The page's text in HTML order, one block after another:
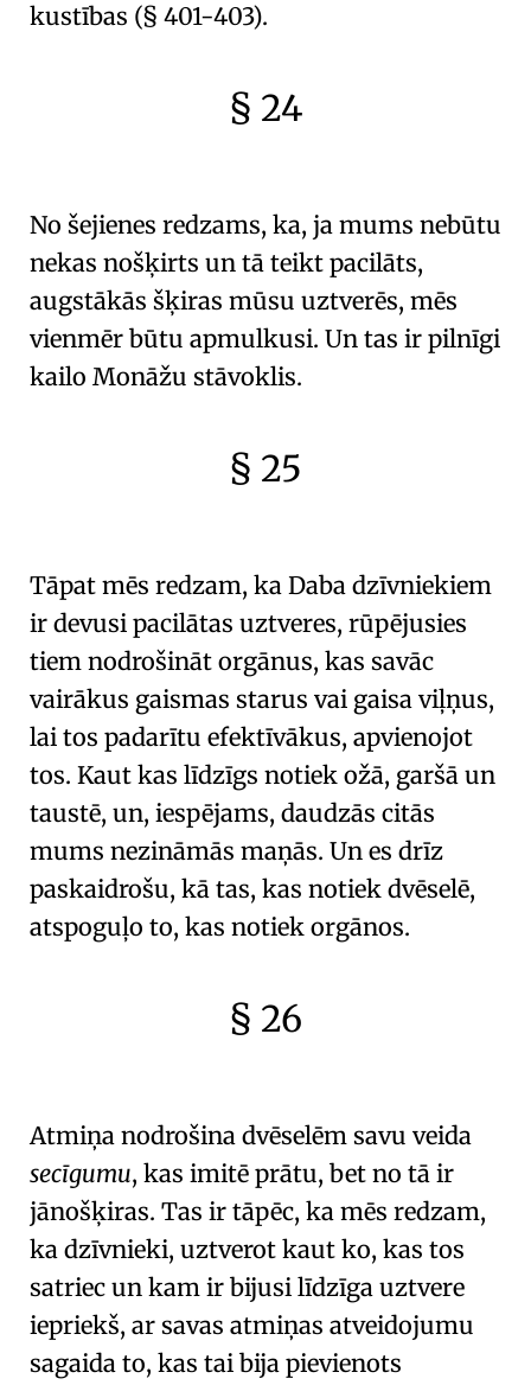
kustības (§ 401-403).
§ 24
No šejienes redzams, ka, ja mums nebūtu
nekas nošķirts un tā teikt pacilāts,
augstākās šķiras mūsu uztverēs, mēs
vienmēr būtu apmulkusi. Un tas ir pilnīgi
kailo Monāžu stāvoklis.
§ 25
Tāpat mēs redzam, ka Daba dzīvniekiem
ir devusi pacilātas uztveres, rūpējusies
tiem nodrošināt orgānus, kas savāc
vairākus gaismas starus vai gaisa viļņus,
lai tos padarītu efektīvākus, apvienojot
tos. Kaut kas līdzīgs notiek ožā, garšā un
taustē, un, iespējams, daudzās citās
mums nezināmās maņās. Un es drīz
paskaidrošu, kā tas, kas notiek dvēselē,
atspoguļo to, kas notiek orgānos.
§ 26
Atmiņa nodrošina dvēselēm savu veida
secīgumu, kas imitē prātu, bet no tā ir
jānošķiras. Tas ir tāpēc, ka mēs redzam,
ka dzīvnieki, uztverot kaut ko, kas tos
satriec un kam ir bijusi līdzīga uztvere
iepriekš, ar savas atmiņas atveidojumu
sagaida to, kas tai bija pievienots